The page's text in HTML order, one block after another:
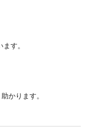
す。
かります。